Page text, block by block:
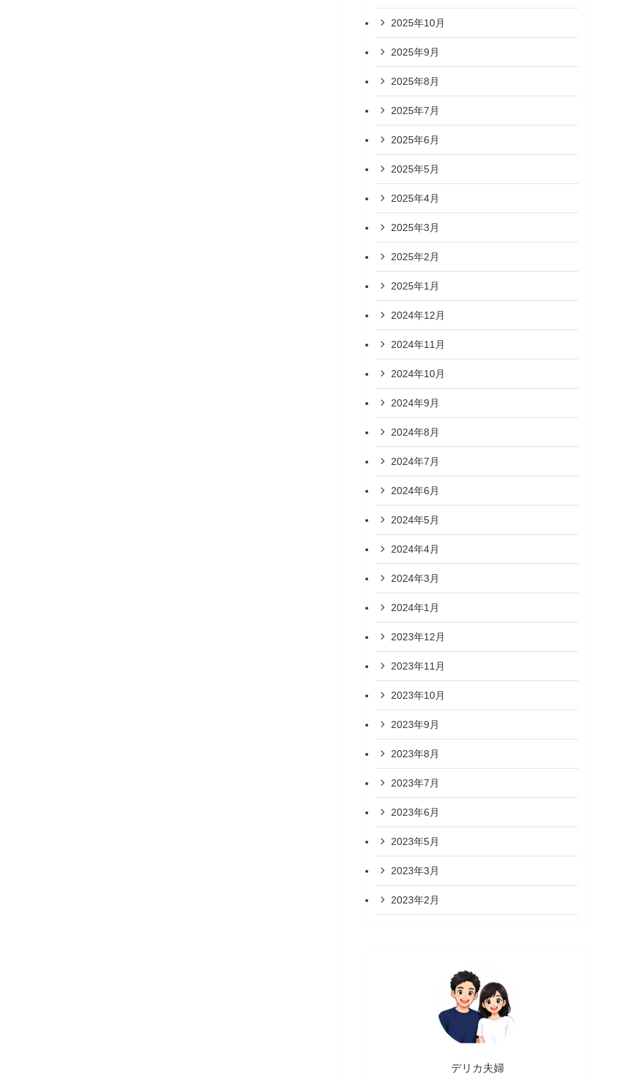
2025年10月
2025年9月
2025年8月
2025年7月
2025年6月
2025年5月
2025年4月
2025年3月
2025年2月
2025年1月
2024年12月
2024年11月
2024年10月
2024年9月
2024年8月
2024年7月
2024年6月
2024年5月
2024年4月
2024年3月
2024年1月
2023年12月
2023年11月
2023年10月
2023年9月
2023年8月
2023年7月
2023年6月
2023年5月
2023年3月
2023年2月
デリカ夫婦